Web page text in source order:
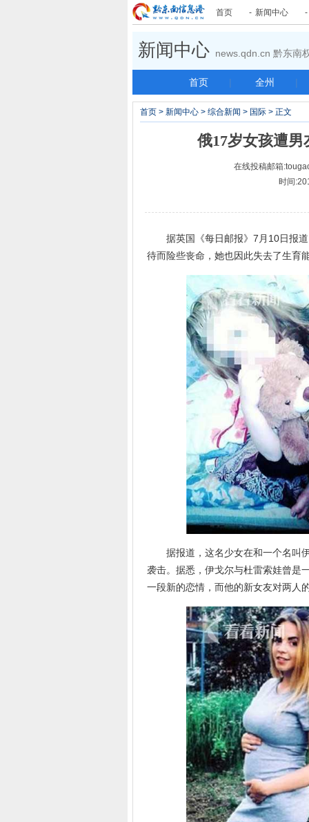
首页 - 新闻中心 -
新闻中心 news.qdn.cn 黔东南
首页 | 全州 |
首页 > 新闻中心 > 综合新闻 > 国际 > 正文
俄17岁女孩遭
在线投稿邮箱
时间
据英国《每日邮报》7月10日报道
待而险些丧命，她也因此失去了生育
据报道，这名少女在和一个名叫伊
袭击。据悉，伊戈尔与杜雷索娃曾是
一段新的恋情，而他的新女友对两人